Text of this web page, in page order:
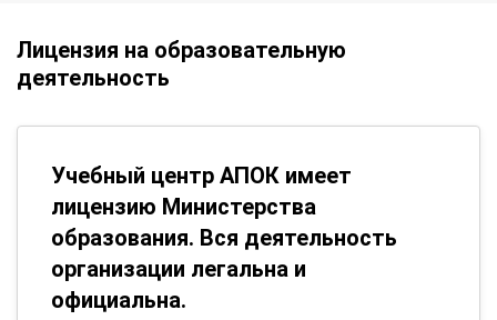
Лицензия на образовательную
деятельность
Учебный центр АПОК имеет
лицензию Министерства
образования. Вся деятельность
организации легальна и
официальна.